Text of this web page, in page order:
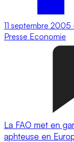
11 septembre 2005
Presse Economie
La FAO met en
aphteuse en